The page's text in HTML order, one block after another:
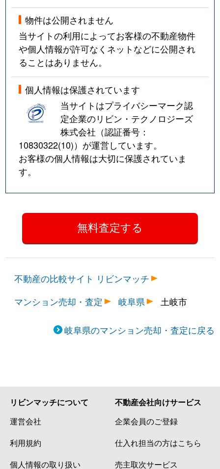
物件は公開されません
当サイトの利用によってお客様の不動産物件
や個人情報が許可なくネットなどに公開され
ることはありません。
個人情報は保護されています
当サイトはプライバシーマーク認
定企業のリビン・テクノロジーズ
株式会社（認証番号：
10830322(10)）が運営しています。
お客様の個人情報は大切に保護されていま
す。
不動産の比較サイト リビンマッチ
マンション売却・査定
岐阜県 土岐市
岐阜県のマンション売却・査定に戻る
リビンマッチについて
運営会社
利用規約
個人情報の取り扱い
不動産会社向けサービス
企業会員のご登録
仕入れ担当の方はこちら
売主取次サービス